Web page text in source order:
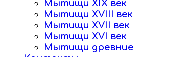
Мытищи XIX век
Мытищи XVIII век
Мытищи XVII век
Мытищи XVI век
Мытищи древние